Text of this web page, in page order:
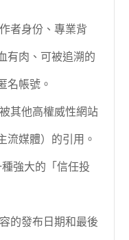
者身份、專業背
有肉、可被追溯的
名帳號。
其他高權威性網站
流媒體）的引用。
強大的「信任投
的發布日期和最後